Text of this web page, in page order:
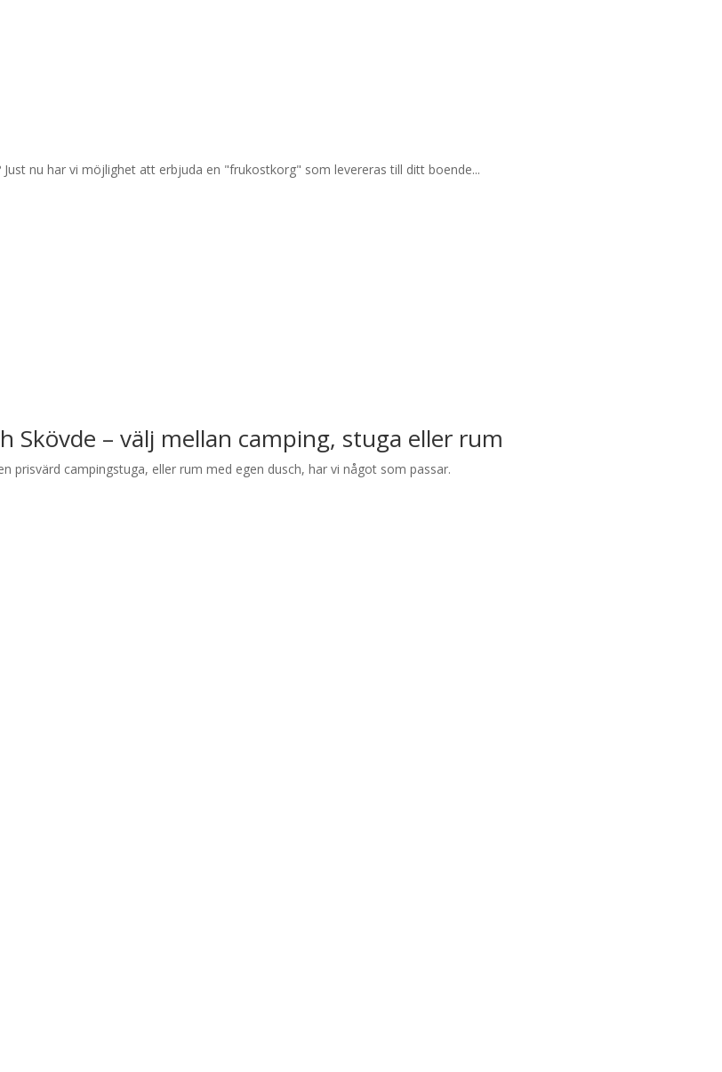
nu har vi möjlighet att erbjuda en "frukostkorg" som levereras till ditt boende...
Skövde – välj mellan camping, stuga eller rum
prisvärd campingstuga, eller rum med egen dusch, har vi något som passar.